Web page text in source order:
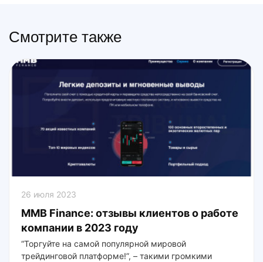
Смотрите также
26 июля 2023
MMB Finance: отзывы клиентов о работе
компании в 2023 году
“Торгуйте на самой популярной мировой
трейдинговой платформе!”, – такими громкими